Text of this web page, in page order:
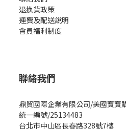
退換貨政策
運費及配送說明
會員福利制度
聯絡我們
鼎貿國際企業有限公司/美國寶寶
統一編號/25134483
台北市中山區長春路328號7樓